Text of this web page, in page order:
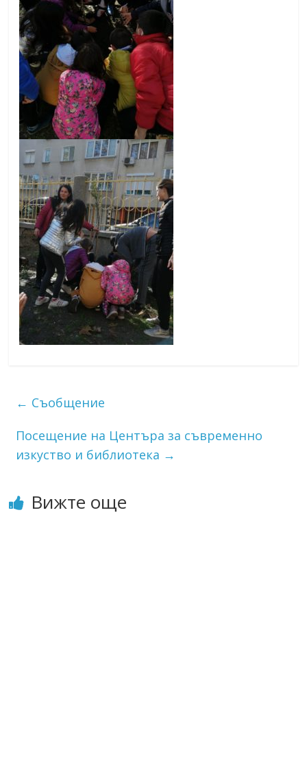
← Съобщение
Посещение на Центъра за съвременно
изкуство и библиотека →
Вижте още